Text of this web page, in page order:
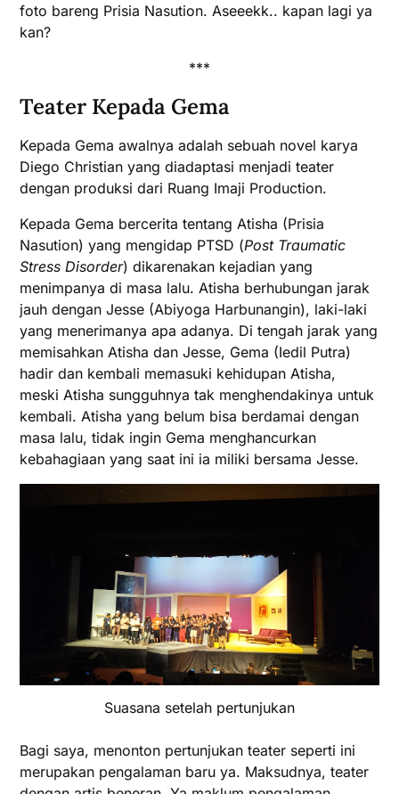
foto bareng Prisia Nasution. Aseeekk.. kapan lagi ya
kan?
***
Teater Kepada Gema
Kepada Gema awalnya adalah sebuah novel karya
Diego Christian yang diadaptasi menjadi teater
dengan produksi dari Ruang Imaji Production.
Kepada Gema bercerita tentang Atisha (Prisia
Nasution) yang mengidap PTSD (Post Traumatic
Stress Disorder) dikarenakan kejadian yang
menimpanya di masa lalu. Atisha berhubungan jarak
jauh dengan Jesse (Abiyoga Harbunangin), laki-laki
yang menerimanya apa adanya. Di tengah jarak yang
memisahkan Atisha dan Jesse, Gema (Iedil Putra)
hadir dan kembali memasuki kehidupan Atisha,
meski Atisha sungguhnya tak menghendakinya untuk
kembali. Atisha yang belum bisa berdamai dengan
masa lalu, tidak ingin Gema menghancurkan
kebahagiaan yang saat ini ia miliki bersama Jesse.
Suasana setelah pertunjukan
Bagi saya, menonton pertunjukan teater seperti ini
merupakan pengalaman baru ya. Maksudnya, teater